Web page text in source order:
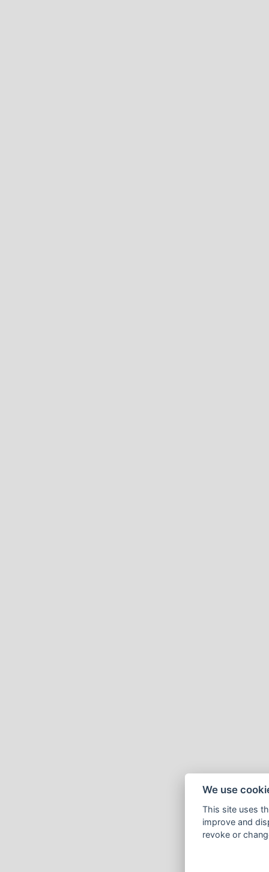
We use
This site uses
improve and
revoke or